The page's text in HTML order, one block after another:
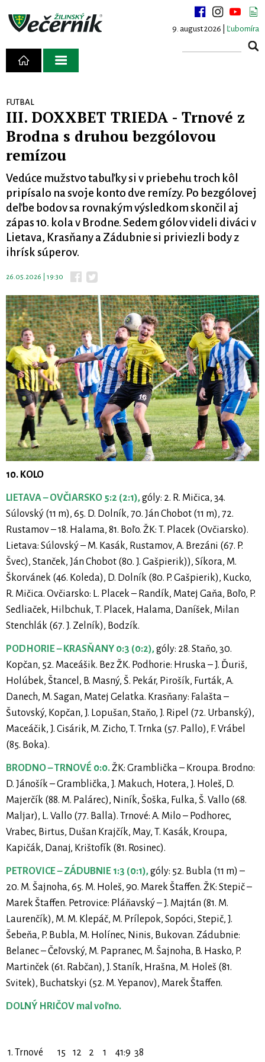
9. august 2026 | Ľubomíra
FUTBAL
III. DOXXBET TRIEDA - Trnové z
Brodna s druhou bezgólovou
remízou
Vedúce mužstvo tabuľky si v priebehu troch kôl
pripísalo na svoje konto dve remízy. Po bezgólovej
deľbe bodov sa rovnakým výsledkom skončil aj
zápas 10. kola v Brodne. Sedem gólov videli diváci v
Lietava, Krasňany a Zádubnie si priviezli body z
ihrísk súperov.
26.05.2026 | 19:30
10. KOLO
LIETAVA – OVČIARSKO 5:2 (2:1),góly: 2. R. Mičica, 34.
Súlovský (11 m), 65. D. Dolník, 70. Ján Chobot (11 m), 72.
Rustamov – 18. Halama, 81. Boľo. ŽK: T. Placek (Ovčiarsko).
Lietava: Súlovský – M. Kasák, Rustamov, A. Brezáni (67. P.
Švec), Stanček, Ján Chobot (80. J. Gašpierik)), Síkora, M.
Škorvánek (46. Koleda), D. Dolník (80. P. Gašpierik), Kucko,
R. Mičica. Ovčiarsko: L. Placek – Randík, Matej Gaňa, Boľo, P.
Sedliaček, Hilbchuk, T. Placek, Halama, Daníšek, Milan
Stenchlák (67. J. Zelník), Bodzík.
PODHORIE – KRASŇANY 0:3 (0:2),góly: 28. Staňo, 30.
Kopčan, 52. Maceášik. Bez ŽK. Podhorie: Hruska – J. Ďuriš,
Holúbek, Štancel, B. Masný, Š. Pekár, Pirošík, Furták, A.
Danech, M. Sagan, Matej Gelatka. Krasňany: Falašta –
Šutovský, Kopčan, J. Lopušan, Staňo, J. Ripel (72. Urbanský),
Maceáčik, J. Cisárik, M. Zicho, T. Trnka (57. Pallo), F. Vrábel
(85. Boka).
BRODNO – TRNOVÉ 0:0.ŽK: Gramblička – Kroupa. Brodno:
D. Jánošík – Gramblička, J. Makuch, Hotera, J. Holeš, D.
Majerčík (88. M. Palárec), Niník, Šoška, Fulka, Š. Vallo (68.
Maljar), L. Vallo (77. Balla). Trnové: A. Milo – Podhorec,
Vrabec, Birtus, Dušan Krajčík, May, T. Kasák, Kroupa,
Kapičák, Danaj, Krištofík (81. Rosinec).
PETROVICE – ZÁDUBNIE 1:3 (0:1),góly: 52. Bubla (11 m) –
20. M. Šajnoha, 65. M. Holeš, 90. Marek Štaffen. ŽK: Stepič –
Marek Štaffen. Petrovice: Pláňavský – J. Majtán (81. M.
Laurenčík), M. M. Klepáč, M. Prílepok, Sopóci, Stepič, J.
Šebeňa, P. Bubla, M. Holínec, Ninis, Bukovan. Zádubnie:
Belanec – Čeľovský, M. Papranec, M. Šajnoha, B. Hasko, P.
Martinček (61. Rabčan), J. Staník, Hrašna, M. Holeš (81.
Svitek), Buchatskyi (52. M. Yepanov), Marek Štaffen.
DOLNÝ HRIČOV mal voľno.
1. Trnové 15 12 2 1 41:9 38